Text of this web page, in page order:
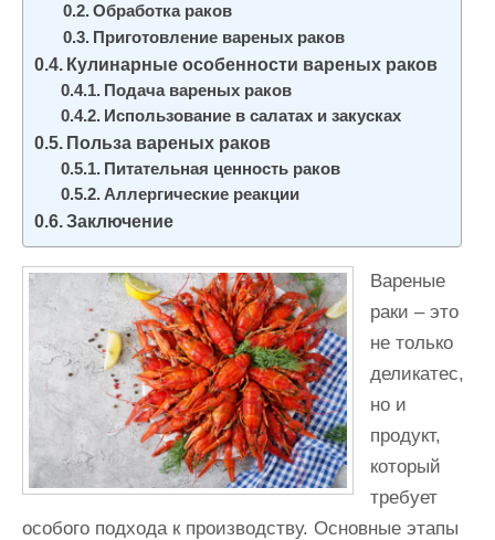
Обработка раков
Приготовление вареных раков
Кулинарные особенности вареных раков
Подача вареных раков
Использование в салатах и закусках
Польза вареных раков
Питательная ценность раков
Аллергические реакции
Заключение
Вареные
раки – это
не только
деликатес,
но и
продукт,
который
требует
особого подхода к производству. Основные этапы